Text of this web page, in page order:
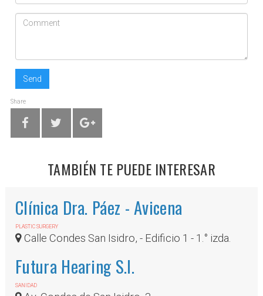
Send
Share
TAMBIÉN TE PUEDE INTERESAR
Clínica Dra. Páez - Avicena
PLASTIC SURGERY
Calle Condes San Isidro, - Edificio 1 - 1.° izda.
Futura Hearing S.l.
SANIDAD